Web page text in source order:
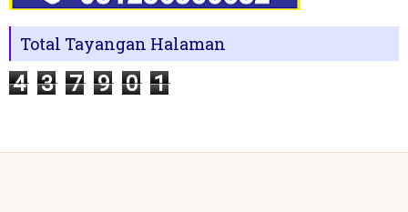
Total Tayangan Halaman
4 3 7 9 0 1